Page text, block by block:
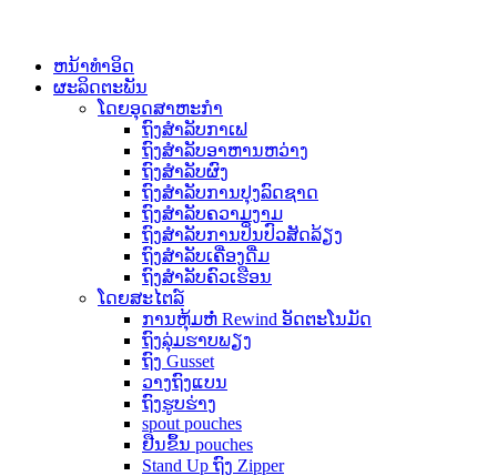
ຫນ້າທໍາອິດ
ຜະລິດຕະພັນ
ໂດຍອຸດສາຫະກໍາ
ຖົງສໍາລັບກາເຟ
ຖົງສໍາລັບອາຫານຫວ່າງ
ຖົງສໍາລັບຜົງ
ຖົງສໍາລັບການປຸງລົດຊາດ
ຖົງສໍາລັບຄວາມງາມ
ຖົງສໍາລັບການປິ່ນປົວສັດລ້ຽງ
ຖົງສໍາລັບເຄື່ອງດື່ມ
ຖົງສໍາລັບຄົວເຮືອນ
ໂດຍສະໄຕລ໌
ການຫຸ້ມຫໍ່ Rewind ອັດຕະໂນມັດ
ຖົງລຸ່ມຮາບພຽງ
ຖົງ Gusset
ວາງຖົງແບນ
ຖົງຮູບຮ່າງ
spout pouches
ຢືນຂຶ້ນ pouches
Stand Up ຖົງ Zipper